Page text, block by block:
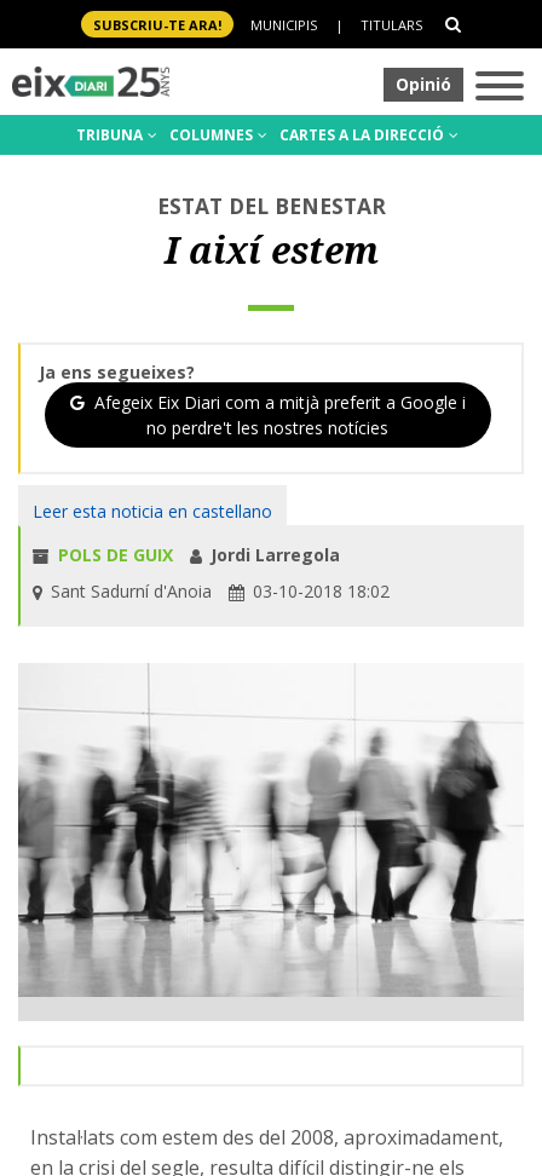
SUBSCRIU-TE ARA! MUNICIPIS | TITULARS
Opinió
TRIBUNA COLUMNES CARTES A LA DIRECCIÓ
ESTAT DEL BENESTAR
I així estem
Ja ens segueixes?
Afegeix Eix Diari com a mitjà preferit a Google i
no perdre't les nostres notícies
Leer esta noticia en castellano
POLS DE GUIX
Jordi Larregola
Sant Sadurní d'Anoia
03-10-2018 18:02
Instal·lats com estem des del 2008, aproximadament,
en la crisi del segle, resulta difícil distingir-ne els